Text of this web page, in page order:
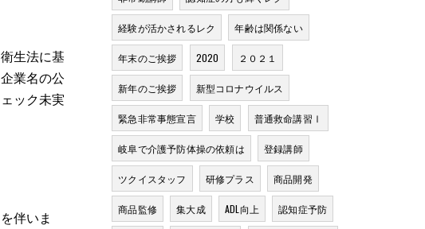
生法に基
業名の公
ック未実
伴いま
経験が活かされるレク 年齢は関係ない
年末のご挨拶 2020 ２０２１
新年のご挨拶 新型コロナウイルス
緊急非常事態宣言 学校 普通救命講習Ⅰ
岐阜で介護予防体操の依頼は 登録講師
ツクイスタッフ 研修プラス 商品開発
商品監修 集大成 ADL向上 認知症予防